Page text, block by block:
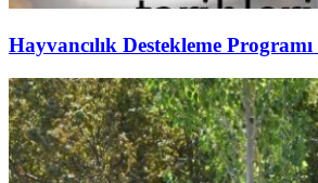
Hayvancılık Destekleme